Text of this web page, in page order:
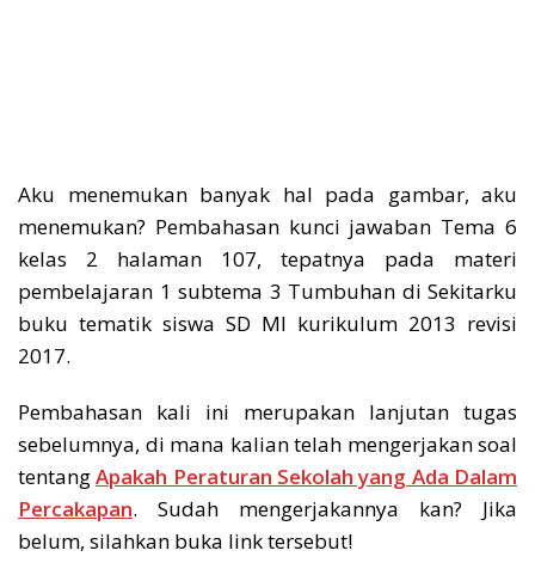
Aku menemukan banyak hal pada gambar, aku
menemukan? Pembahasan kunci jawaban Tema 6
kelas 2 halaman 107, tepatnya pada materi
pembelajaran 1 subtema 3 Tumbuhan di Sekitarku
buku tematik siswa SD MI kurikulum 2013 revisi
2017.
Pembahasan kali ini merupakan lanjutan tugas
sebelumnya, di mana kalian telah mengerjakan soal
tentangApakah Peraturan Sekolah yang Ada Dalam
Percakapan. Sudah mengerjakannya kan? Jika
belum, silahkan buka link tersebut!